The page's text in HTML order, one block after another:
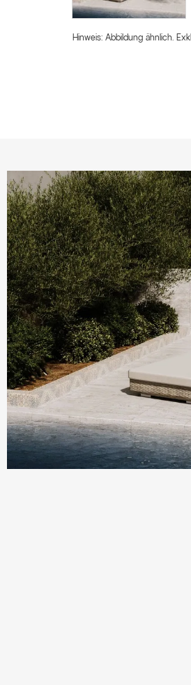
Hinweis: Abbildung ähnlich.